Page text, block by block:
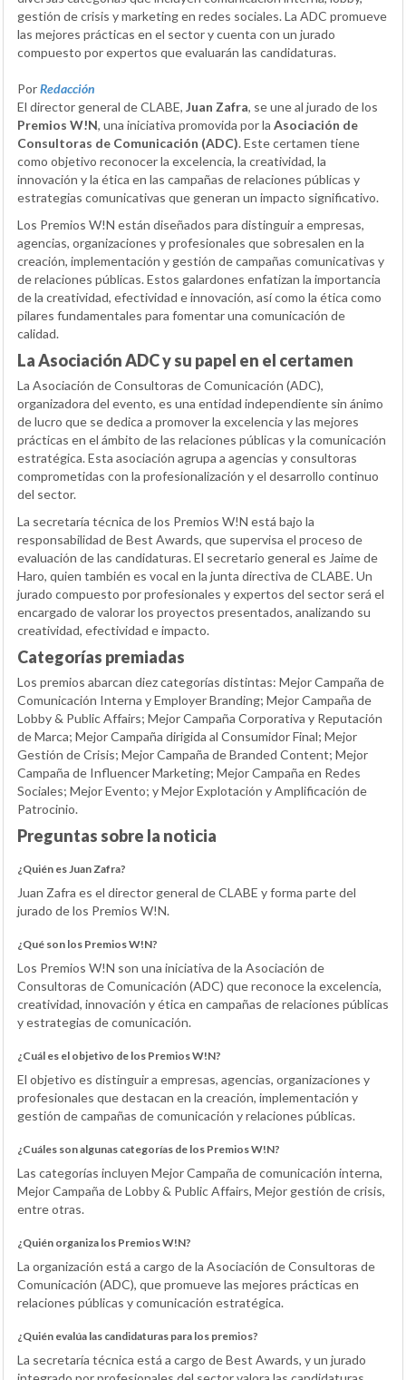
gestión de crisis y marketing en redes sociales. La ADC promueve
las mejores prácticas en el sector y cuenta con un jurado
compuesto por expertos que evaluarán las candidaturas.
PorRedacción
El director general de CLABE, Juan Zafra, se une al jurado de los
Premios W!N, una iniciativa promovida por la Asociación de
Consultoras de Comunicación (ADC). Este certamen tiene
como objetivo reconocer la excelencia, la creatividad, la
innovación y la ética en las campañas de relaciones públicas y
estrategias comunicativas que generan un impacto significativo.
Los Premios W!N están diseñados para distinguir a empresas,
agencias, organizaciones y profesionales que sobresalen en la
creación, implementación y gestión de campañas comunicativas y
de relaciones públicas. Estos galardones enfatizan la importancia
de la creatividad, efectividad e innovación, así como la ética como
pilares fundamentales para fomentar una comunicación de
calidad.
La Asociación ADC y su papel en el certamen
La Asociación de Consultoras de Comunicación (ADC),
organizadora del evento, es una entidad independiente sin ánimo
de lucro que se dedica a promover la excelencia y las mejores
prácticas en el ámbito de las relaciones públicas y la comunicación
estratégica. Esta asociación agrupa a agencias y consultoras
comprometidas con la profesionalización y el desarrollo continuo
del sector.
La secretaría técnica de los Premios W!N está bajo la
responsabilidad de Best Awards, que supervisa el proceso de
evaluación de las candidaturas. El secretario general es Jaime de
Haro, quien también es vocal en la junta directiva de CLABE. Un
jurado compuesto por profesionales y expertos del sector será el
encargado de valorar los proyectos presentados, analizando su
creatividad, efectividad e impacto.
Categorías premiadas
Los premios abarcan diez categorías distintas: Mejor Campaña de
Comunicación Interna y Employer Branding; Mejor Campaña de
Lobby & Public Affairs; Mejor Campaña Corporativa y Reputación
de Marca; Mejor Campaña dirigida al Consumidor Final; Mejor
Gestión de Crisis; Mejor Campaña de Branded Content; Mejor
Campaña de Influencer Marketing; Mejor Campaña en Redes
Sociales; Mejor Evento; y Mejor Explotación y Amplificación de
Patrocinio.
Preguntas sobre la noticia
¿Quién es Juan Zafra?
Juan Zafra es el director general de CLABE y forma parte del
jurado de los Premios W!N.
¿Qué son los Premios W!N?
Los Premios W!N son una iniciativa de la Asociación de
Consultoras de Comunicación (ADC) que reconoce la excelencia,
creatividad, innovación y ética en campañas de relaciones públicas
y estrategias de comunicación.
¿Cuál es el objetivo de los Premios W!N?
El objetivo es distinguir a empresas, agencias, organizaciones y
profesionales que destacan en la creación, implementación y
gestión de campañas de comunicación y relaciones públicas.
¿Cuáles son algunas categorías de los Premios W!N?
Las categorías incluyen Mejor Campaña de comunicación interna,
Mejor Campaña de Lobby & Public Affairs, Mejor gestión de crisis,
entre otras.
¿Quién organiza los Premios W!N?
La organización está a cargo de la Asociación de Consultoras de
Comunicación (ADC), que promueve las mejores prácticas en
relaciones públicas y comunicación estratégica.
¿Quién evalúa las candidaturas para los premios?
La secretaría técnica está a cargo de Best Awards, y un jurado